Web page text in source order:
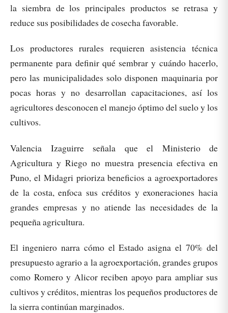
la siembra de los principales productos se retrasa y
reduce sus posibilidades de cosecha favorable.
Los productores rurales requieren asistencia técnica
permanente para definir qué sembrar y cuándo hacerlo,
pero las municipalidades solo disponen maquinaria por
pocas horas y no desarrollan capacitaciones, así los
agricultores desconocen el manejo óptimo del suelo y los
cultivos.
Valencia Izaguirre señala que el Ministerio de
Agricultura y Riego no muestra presencia efectiva en
Puno, el Midagri prioriza beneficios a agroexportadores
de la costa, enfoca sus créditos y exoneraciones hacia
grandes empresas y no atiende las necesidades de la
pequeña agricultura.
El ingeniero narra cómo el Estado asigna el 70% del
presupuesto agrario a la agroexportación, grandes grupos
como Romero y Alicor reciben apoyo para ampliar sus
cultivos y créditos, mientras los pequeños productores de
la sierra continúan marginados.